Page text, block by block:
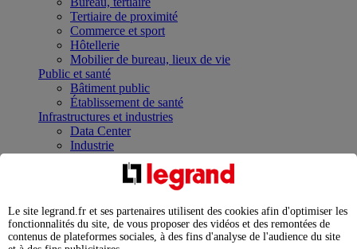
Tertiaire de proximité
Commerce et sport
Hôtellerie
Mobilier de bureau, lieux de vie
Public et santé
Bâtiment public
Établissement de santé
Infrastructures et industries
Data Center
Industrie
Infrastructures
Contrôler et planifier le fonctionnement des appareils
Répartir et optimiser son tableau électrique
Legrand Data Center Solutions : concentrer les
expertises au service de vos performances
Le site legrand.fr et ses partenaires utilisent des cookies afin d'optimiser les
fonctionnalités du site, de vous proposer des vidéos et des remontées de
contenus de plateformes sociales, à des fins d'analyse de l'audience du site